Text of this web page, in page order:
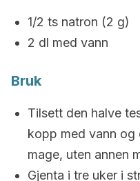
1/2 ts natron (2 g)
2 dl med vann
Bruk
Tilsett den halve
kopp med vann og
mage, uten annen
Gjenta i tre uker i